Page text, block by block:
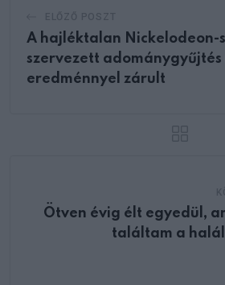
A hajléktalan Nickelodeon-
szervezett
eredménnyel zárult
Ötven évig élt egyedül,
találtam a